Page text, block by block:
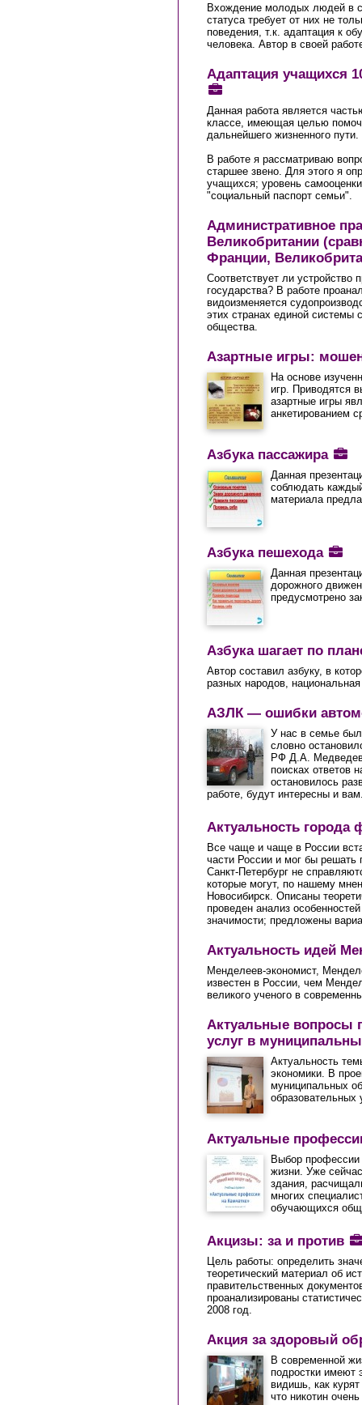
Вхождение молодых людей в
статуса требует от них не
поведения, т.к. адаптация к
человека. Автор в своей
Адаптация учащихся
Данная работа является
классе, имеющая целью
дальнейшего жизненного пути.
В работе я рассматриваю
старшее звено. Для этого я
учащихся; уровень
"социальный паспорт семьи".
Административное
Великобритании
Франции,
Соответствует ли
государства? В работе
видоизменяется
этих странах единой системы
общества.
Азартные игры:
На основе
игр. Приводятся
азартные игры
анкетированием
Азбука пассажира
Данная
соблюдать
материала
Азбука пешехода
Данная
дорожного
предусмотрено
Азбука шагает по
Автор составил азбуку, в
разных народов,
АЗЛК — ошибки
У нас в семье
словно
РФ Д.А.
поисках ответов
остановилось
работе, будут интересны и
Актуальность города
Все чаще и чаще в России
части России и мог бы решать
Санкт-Петербург не
которые могут, по нашему
Новосибирск. Описаны
проведен анализ
значимости; предложены
Актуальность идей
Менделеев-экономист,
известен в России, чем
великого ученого в
Актуальные вопросы
услуг в
Актуальность
экономики. В
муниципальных
образовательных
Актуальные
Выбор
жизни. Уже
здания,
многих
обучающихся
Акцизы: за и против
Цель работы: определить
теоретический материал об
правительственных
проанализированы
2008 год.
Акция за здоровый
В современной
подростки имеют
видишь, как
что никотин